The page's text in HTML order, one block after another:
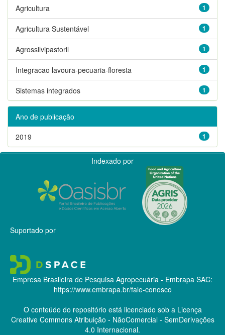
1
Agricultura
1
Agricultura Sustentável
1
Agrossilvipastoril
1
Integracao lavoura-pecuaria-floresta
1
Sistemas integrados
Ano de publicação
1
2019
Indexado por
Suportado por
Empresa Brasileira de Pesquisa Agropecuária - Embrapa SAC:
https://www.embrapa.br/fale-conosco
O conteúdo do repositório está licenciado sob a Licença
Creative CommonsAtribuição - NãoComercial - SemDerivações
4.0 Internacional.